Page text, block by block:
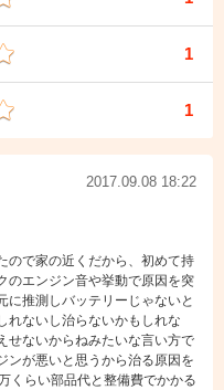
1
1
2017.09.08 18:22
ので家の近くだから、初めて持
のエンジン音や挙動で原因を突
に推測しバッテリーじゃないと
れないし治らないかもしれな
せないからねみたいな言い方で
ンが悪いと思うから治る原因を
くらい部品代と整備費でかかる